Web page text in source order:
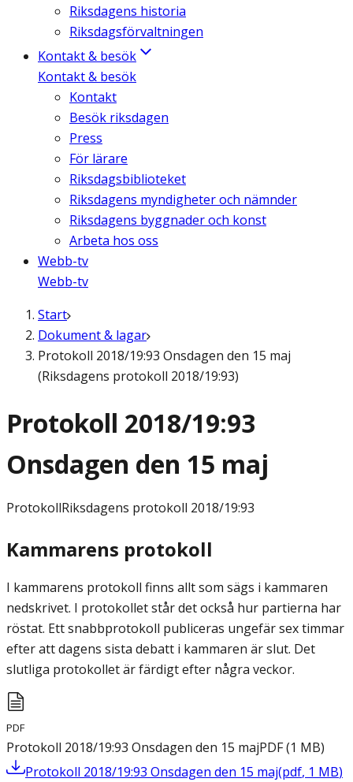
Riksdagens historia
Riksdagsförvaltningen
Kontakt & besök
Kontakt & besök
Kontakt
Besök riksdagen
Press
För lärare
Riksdagsbiblioteket
Riksdagens myndigheter och nämnder
Riksdagens byggnader och konst
Arbeta hos oss
Webb-tv
Webb-tv
Start
Dokument & lagar
Protokoll 2018/19:93 Onsdagen den 15 maj
(Riksdagens protokoll 2018/19:93)
Protokoll 2018/19:93
Onsdagen den 15 maj
ProtokollRiksdagens protokoll 2018/19:93
Kammarens protokoll
I kammarens protokoll finns allt som sägs i kammaren
nedskrivet. I protokollet står det också hur partierna har
röstat. Ett snabbprotokoll publiceras ungefär sex timmar
efter att dagens sista debatt i kammaren är slut. Det
slutliga protokollet är färdigt efter några veckor.
PDF
Protokoll 2018/19:93 Onsdagen den 15 majPDF(1 MB)
Protokoll 2018/19:93 Onsdagen den 15 maj(pdf, 1 MB)